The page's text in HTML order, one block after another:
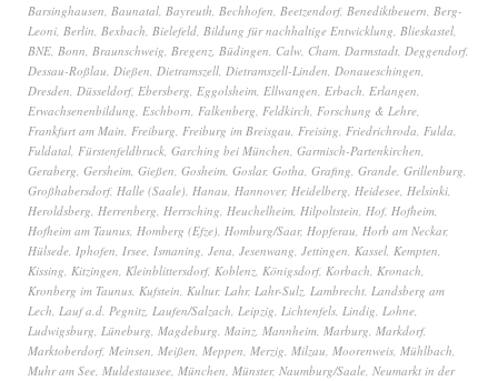
Barsinghausen, Baunatal, Bayreuth, Bechhofen, Beetzendorf, Benediktbeuern, Berg-
Leoni, Berlin, Bexbach, Bielefeld, Bildung für nachhaltige Entwicklung, Blieskastel,
BNE, Bonn, Braunschweig, Bregenz, Büdingen, Calw, Cham, Darmstadt, Deggendorf,
Dessau-Roßlau, Dießen, Dietramszell, Dietramszell-Linden, Donaueschingen,
Dresden, Düsseldorf, Ebersberg, Eggolsheim, Ellwangen, Erbach, Erlangen,
Erwachsenenbildung, Eschborn, Falkenberg, Feldkirch, Forschung & Lehre,
Frankfurt am Main, Freiburg, Freiburg im Breisgau, Freising, Friedrichroda, Fulda,
Fuldatal, Fürstenfeldbruck, Garching bei München, Garmisch-Partenkirchen,
Geraberg, Gersheim, Gießen, Gosheim, Goslar, Gotha, Grafing, Grande, Grillenburg,
Großhabersdorf, Halle (Saale), Hanau, Hannover, Heidelberg, Heidesee, Helsinki,
Heroldsberg, Herrenberg, Herrsching, Heuchelheim, Hilpoltstein, Hof, Hofheim,
Hofheim am Taunus, Homberg (Efze), Homburg/Saar, Hopferau, Horb am Neckar,
Hülsede, Iphofen, Irsee, Ismaning, Jena, Jesenwang, Jettingen, Kassel, Kempten,
Kissing, Kitzingen, Kleinblittersdorf, Koblenz, Königsdorf, Korbach, Kronach,
Kronberg im Taunus, Kufstein, Kultur, Lahr, Lahr-Sulz, Lambrecht, Landsberg am
Lech, Lauf a.d. Pegnitz, Laufen/Salzach, Leipzig, Lichtenfels, Lindig, Lohne,
Ludwigsburg, Lüneburg, Magdeburg, Mainz, Mannheim, Marburg, Markdorf,
Marktoberdorf, Meinsen, Meißen, Meppen, Merzig, Milzau, Moorenweis, Mühlbach,
Muhr am See, Muldestausee, München, Münster, Naumburg/Saale, Neumarkt in der